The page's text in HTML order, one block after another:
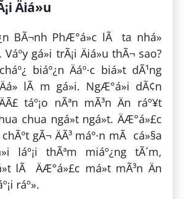
Äiá»u
BÃ¬nh PhÆ°á»c lÃ ta nhá»
Váº­y gá»i trÃ¡i Äiá»u thÃ¬ sao?
biáº¿n Äáº·c biá»t dÃ¹ng
lÃ m gá»i. NgÆ°á»i dÃ¢n
táº¡o nÃªn mÃ³n Än ráº¥t
chua ngá»t ngá»t. ÄÆ°á»£c
gÃ¬ ÄÃ³ máº·n mÃ cá»§a
láº¡i thÃªm miáº¿ng tÃ´m,
lÃ ÄÆ°á»£c má»t mÃ³n Än
ráº».